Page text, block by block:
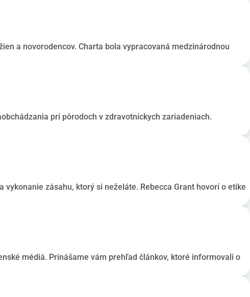
a novorodencov. Charta bola vypracovaná medzinárodnou
pri pôrodoch v zdravotníckych zariadeniach.
zásahu, ktorý si neželáte. Rebecca Grant hovorí o etike
médiá. Prinášame vám prehľad článkov, ktoré informovali o